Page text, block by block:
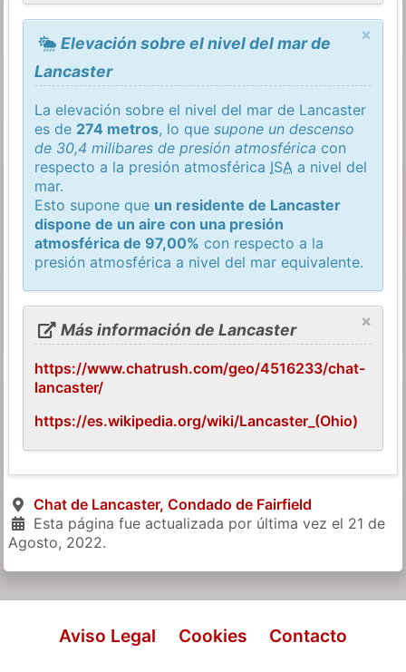
×
Elevación sobre el nivel del mar de
Lancaster
La elevación sobre el nivel del mar de Lancaster
es de 274 metros, lo quesupone un descenso
de 30,4 milibares de presión atmosférica con
respecto a la presión atmosférica ISA a nivel del
mar.
Esto supone que un residente de Lancaster
dispone de un aire con una presión
atmosférica de 97,00% con respecto a la
presión atmosférica a nivel del mar equivalente.
×
Más información de Lancaster
https://www.chatrush.com/geo/4516233/chat-
lancaster/
https://es.wikipedia.org/wiki/Lancaster_(Ohio)
Chat de Lancaster, Condado de Fairfield
Esta página fue actualizada por última vez el 21 de
Agosto, 2022.
Aviso Legal Cookies Contacto